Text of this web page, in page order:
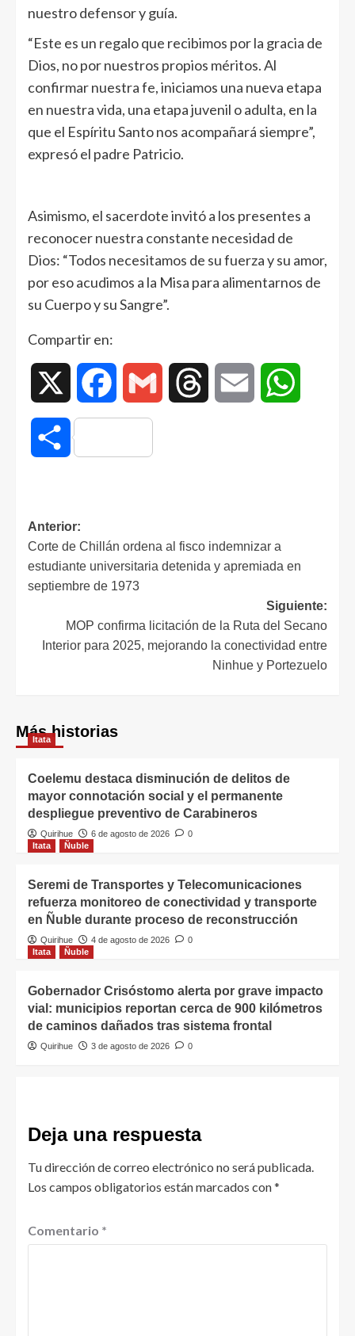
nuestro defensor y guía.
“Este es un regalo que recibimos por la gracia de
Dios, no por nuestros propios méritos. Al
confirmar nuestra fe, iniciamos una nueva etapa
en nuestra vida, una etapa juvenil o adulta, en la
que el Espíritu Santo nos acompañará siempre”,
expresó el padre Patricio.
Asimismo, el sacerdote invitó a los presentes a
reconocer nuestra constante necesidad de
Dios: “Todos necesitamos de su fuerza y su amor,
por eso acudimos a la Misa para alimentarnos de
su Cuerpo y su Sangre”.
Compartir en:
Facebook Gmail Threads Email
Compartir
Anterior:
Corte de Chillán ordena al fisco indemnizar a
estudiante universitaria detenida y apremiada en
septiembre de 1973
Siguiente:
MOP confirma licitación de la Ruta del Secano
Interior para 2025, mejorando la conectividad entre
Ninhue y Portezuelo
Más historias
Itata
Coelemu destaca disminución de delitos de
mayor connotación social y el permanente
despliegue preventivo de Carabineros
Quirihue 6 de agosto de 2026
0
Itata
Ñuble
Seremi de Transportes y Telecomunicaciones
refuerza monitoreo de conectividad y transporte
en Ñuble durante proceso de reconstrucción
Quirihue 4 de agosto de 2026
0
Itata
Ñuble
Gobernador Crisóstomo alerta por grave impacto
vial: municipios reportan cerca de 900 kilómetros
de caminos dañados tras sistema frontal
Quirihue 3 de agosto de 2026 0
Deja una respuesta
Tu dirección de correo electrónico no será publicada.
Los campos obligatorios están marcados con*
Comentario *